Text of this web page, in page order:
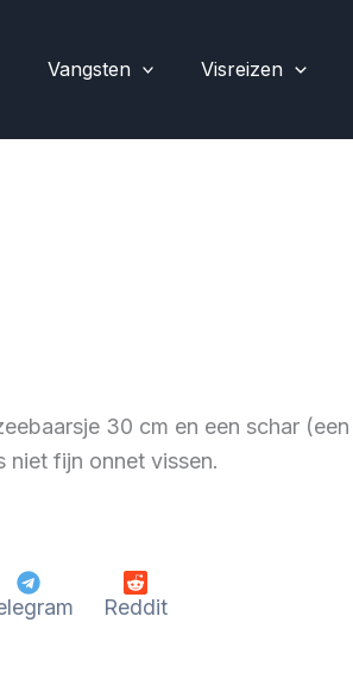
Vangsten Visreizen
30 cm en een schar
niet fijn onnet vissen.
Reddit